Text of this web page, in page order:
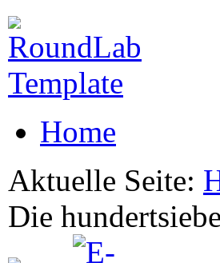
Home
Aktuelle Seite:
Die